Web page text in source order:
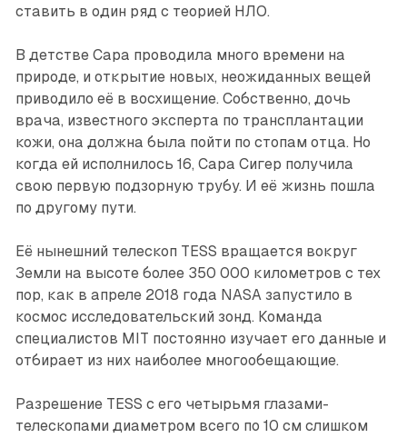
ставить в один ряд с теорией НЛО.
В детстве Сара проводила много времени на
природе, и открытие новых, неожиданных вещей
приводило её в восхищение. Собственно, дочь
врача, известного эксперта по трансплантации
кожи, она должна была пойти по стопам отца. Но
когда ей исполнилось 16, Сара Сигер получила
свою первую подзорную трубу. И её жизнь пошла
по другому пути.
Её нынешний телескоп TESS вращается вокруг
Земли на высоте более 350 000 километров с тех
пор, как в апреле 2018 года NASA запустило в
космос исследовательский зонд. Команда
специалистов MIT постоянно изучает его данные и
отбирает из них наиболее многообещающие.
Разрешение TESS с его четырьмя глазами-
телескопами диаметром всего по 10 см слишком